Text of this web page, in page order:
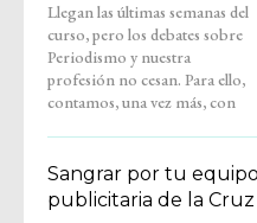
Llegan las últimas semanas del
curso, pero los debates sobre
Periodismo y nuestra
profesión no cesan. Para ello,
contamos, una vez más, con
nuestro propio podcast de
#Entremedios. Laura Jiménez,
Adriana Pérez, Gisela de Mur
Sangrar por tu
publicitaria de la Cruz